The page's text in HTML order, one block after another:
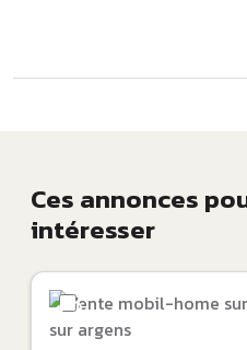
Ces annonces
intéresser